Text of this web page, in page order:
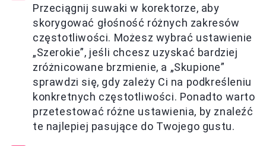
Przeciągnij suwaki w korektorze, aby
skorygować głośność różnych zakresów
częstotliwości. Możesz wybrać ustawienie
„Szerokie”, jeśli chcesz uzyskać bardziej
zróżnicowane brzmienie, a „Skupione”
sprawdzi się, gdy zależy Ci na podkreśleniu
konkretnych częstotliwości. Ponadto warto
przetestować różne ustawienia, by znaleźć
te najlepiej pasujące do Twojego gustu.